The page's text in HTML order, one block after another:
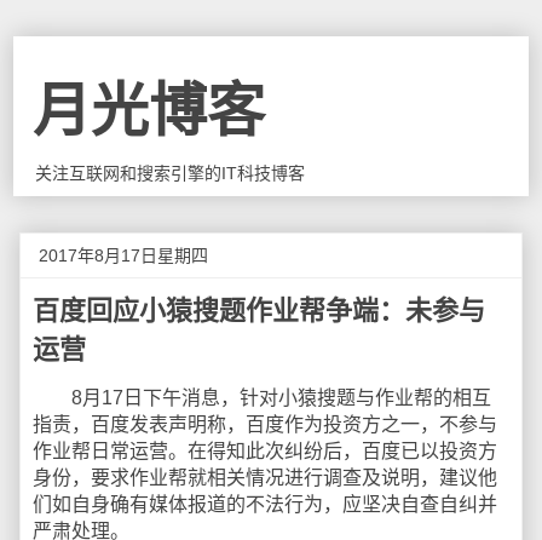
月光博客
关注互联网和搜索引擎的IT科技博客
2017年8月17日星期四
百度回应小猿搜题作业帮争端：未参与
运营
8月17日下午消息，针对小猿搜题与作业帮的相互
指责，百度发表声明称，百度作为投资方之一，不参与
作业帮日常运营。在得知此次纠纷后，百度已以投资方
身份，要求作业帮就相关情况进行调查及说明，建议他
们如自身确有媒体报道的不法行为，应坚决自查自纠并
严肃处理。